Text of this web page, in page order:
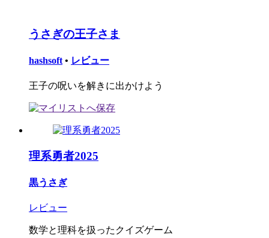
うさぎの王子さま
hashsoft • レビュー
王子の呪いを解きに出かけよう
理系勇者2025
黒うさぎ
レビュー
数学と理科を扱ったクイズゲーム